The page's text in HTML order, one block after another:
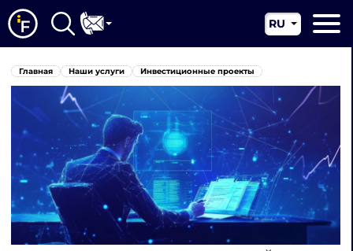
О нас
Наши услуги
Новости
Юрисдикции
Контакты
RU
EN
Главная Наши услуги Инвестиционные проекты